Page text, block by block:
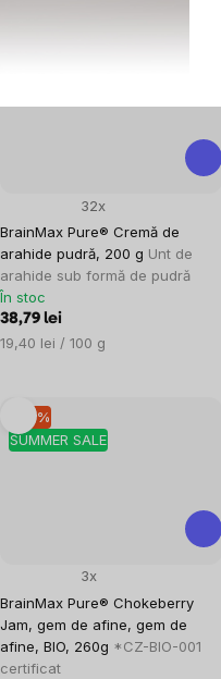
BrainMax Pure® Cremă de
arahide pudră, 200 g Unt de
arahide sub formă de pudră
32x
În stoc
38,79 lei
Evaluare
19,40 lei / 100 g
SUMMER SALE
–10 %
BrainMax Pure® Chokeberry
Jam, gem de afine, gem de
afine, BIO, 260g *CZ-BIO-001
certificat
3x